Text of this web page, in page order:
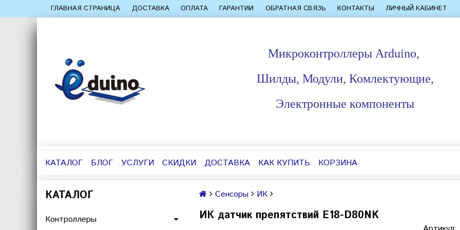
ГЛАВНАЯ СТРАНИЦА ДОСТАВКА ОПЛАТА ГАРАНТИИ ОБРАТНАЯ СВЯЗЬ КОНТАКТЫ ЛИЧНЫЙ КАБИНЕТ
Микроконтроллеры Arduino,
Шилды, Модули, Комлектующие,
Электронные компоненты
КАТАЛОГ БЛОГ УСЛУГИ СКИДКИ ДОСТАВКА КАК КУПИТЬ КОРЗИНА
КАТАЛОГ
Контроллеры
Сенсоры ИК
ИК датчик препятствий E18-D80NK